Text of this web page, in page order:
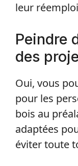
leur
Peindre
des
Oui, vous
pour les
bois au
adaptées
éviter toute